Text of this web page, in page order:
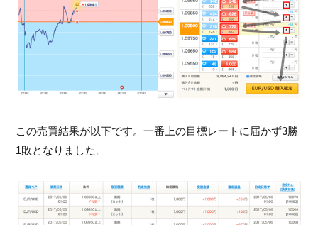
この売買結果が以下です。一番上の目標レートに届かず3勝
1敗となりました。